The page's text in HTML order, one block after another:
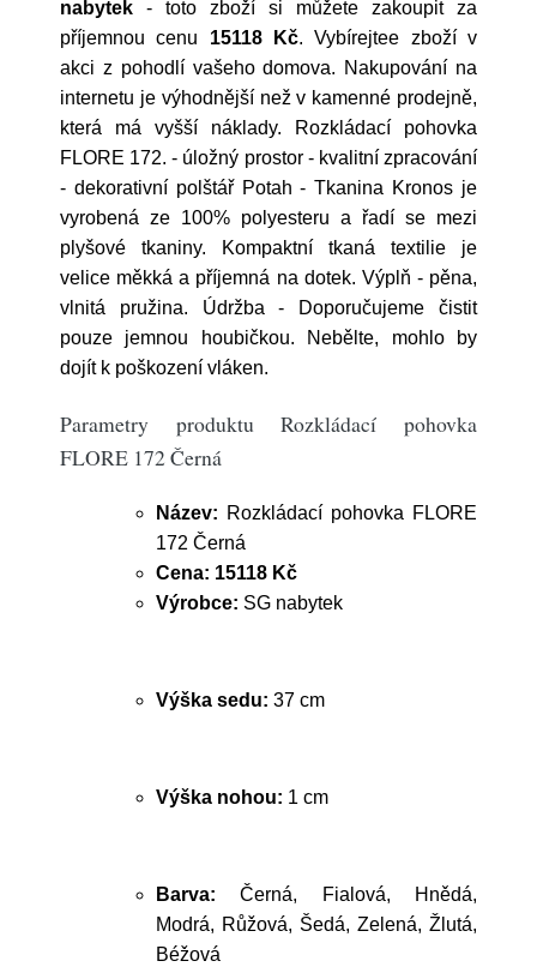
nabytek - toto zboží si můžete zakoupit za
příjemnou cenu 15118 Kč. Vybírejtee zboží v
akci z pohodlí vašeho domova. Nakupování na
internetu je výhodnější než v kamenné prodejně,
která má vyšší náklady. Rozkládací pohovka
FLORE 172. - úložný prostor - kvalitní zpracování
- dekorativní polštář Potah - Tkanina Kronos je
vyrobená ze 100% polyesteru a řadí se mezi
plyšové tkaniny. Kompaktní tkaná textilie je
velice měkká a příjemná na dotek. Výplň - pěna,
vlnitá pružina. Údržba - Doporučujeme čistit
pouze jemnou houbičkou. Nebělte, mohlo by
dojít k poškození vláken.
Parametry produktu Rozkládací pohovka
FLORE 172 Černá
Název: Rozkládací pohovka FLORE
172 Černá
Cena: 15118 Kč
Výrobce: SG nabytek
Výška sedu: 37 cm
Výška nohou: 1 cm
Barva: Černá, Fialová, Hnědá,
Modrá, Růžová, Šedá, Zelená, Žlutá,
Béžová